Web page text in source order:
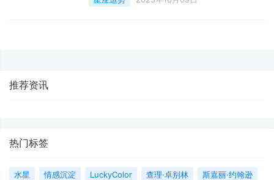
推荐资讯
热门标签
水星 情感沉淀 LuckyColor 查理·卓别林
斯嘉丽·约翰逊